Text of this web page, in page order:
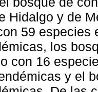
Hidalgo y de
59 especies
los
con 16
y el